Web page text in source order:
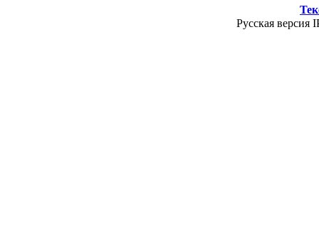
Русская версия